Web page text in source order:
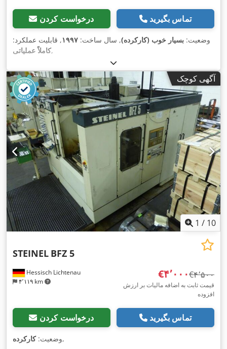
درخواست کردن تماس بگیرید
وضعیت: بسیار خوب (کارکرده), سال ساخت: ۱۹۹۷, قابلیت عملکرد:
کاملاً عملیاتی,
آگهی کوچک
1 / 10
Hessisch Lichtenau
۴٬۱۱۹ km
STEINEL BFZ 5
‎€۴٬۰۰۰ ‎€۴٬۵۰۰
قیمت ثابت به اضافه مالیات بر ارزش
افزوده
درخواست کردن تماس بگیرید
وضعیت:کارکرده ,